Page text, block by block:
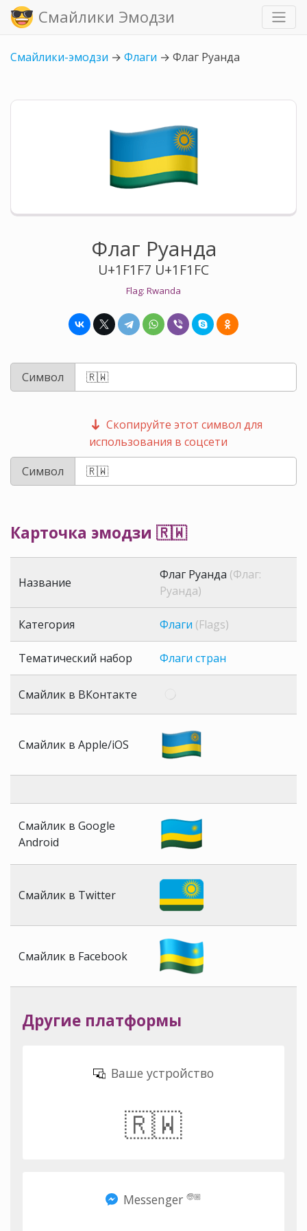
Смайлики Эмодзи
Смайлики-эмодзи → Флаги → Флаг Руанда
Флаг Руанда
U+1F1F7 U+1F1FC
Flag: Rwanda
Символ
Скопируйте этот символ для
использования в соцсети
Символ
Карточка эмодзи 🇷🇼
Название
Флаг Руанда (Флаг:
Руанда)
Категория Флаги (Flags)
Тематический набор Флаги стран
Смайлик в ВКонтакте
Смайлик в Apple/iOS
Смайлик в Google
Android
Смайлик в Twitter
Смайлик в Facebook
Другие платформы
Ваше устройство
🇷🇼
Messenger 🧓🏼